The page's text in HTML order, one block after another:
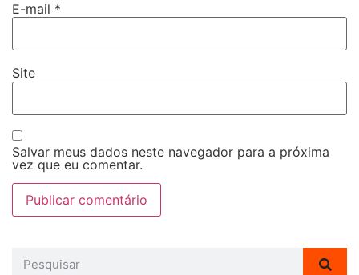
E-mail *
Site
Salvar meus dados neste navegador para a próxima
vez que eu comentar.